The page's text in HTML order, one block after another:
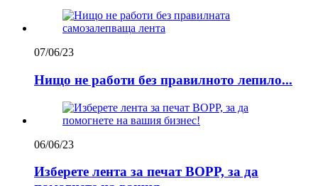
07/06/23
Нищо не работи без правилното лепило...
06/06/23
Изберете лента за печат BOPP, за да